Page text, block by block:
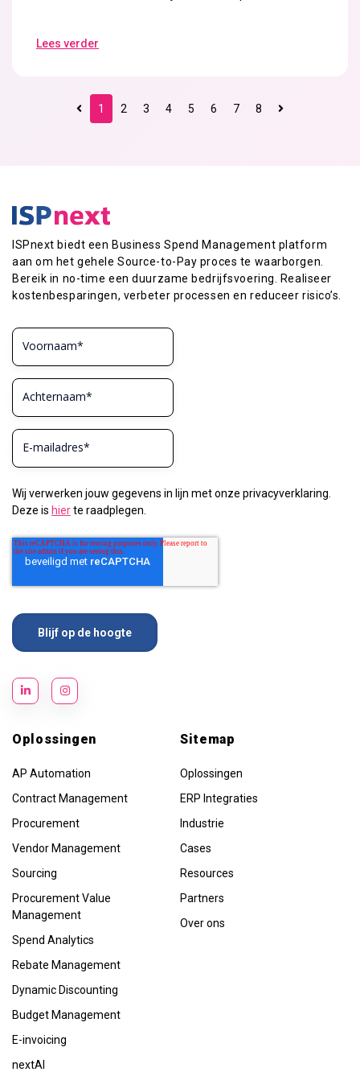
Lees verder
1 2 3 4 5 6 7 8
ISPnext biedt een Business Spend Management platform
aan om het gehele Source-to-Pay proces te waarborgen.
Bereik in no-time een duurzame bedrijfsvoering. Realiseer
kostenbesparingen, verbeter processen en reduceer risico’s.
Wij verwerken jouw gegevens in lijn met onze privacyverklaring.
Deze is hierte raadplegen.
Oplossingen
AP Automation
Contract Management
Procurement
Vendor Management
Sourcing
Procurement Value
Management
Spend Analytics
Rebate Management
Dynamic Discounting
Budget Management
E-invoicing
nextAI
Sitemap
Oplossingen
ERP Integraties
Industrie
Cases
Resources
Partners
Over ons